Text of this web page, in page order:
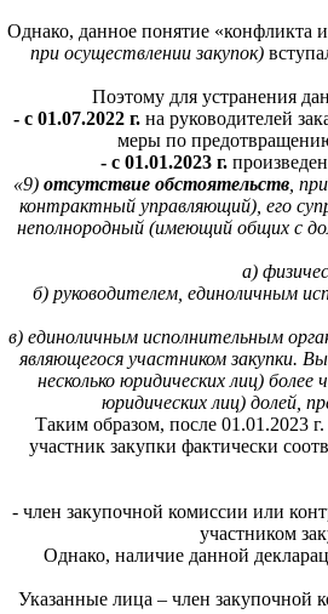
Однако, данное понятие «конфликта
при осуществлении закупок)
Поэтому для устранения
- с 01.07.2022 г. на руководителей
меры по
- с 01.01.2023 г.
«9) отсутствие обстоятельств ,
контрактный управляющий), его
неполнородный (имеющий общих с
а)
б) руководителем, единоличным
в) единоличным исполнительным
являющегося участником закупки.
несколько юридических лиц)
юридических лиц) долей,
Таким образом, после 01.01.2023
участник закупки фактически
- член закупочной комиссии или
участником
Однако, наличие данной
Указанные лица – член